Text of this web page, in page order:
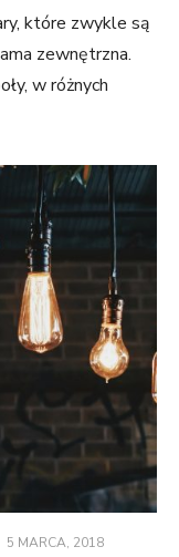
które zwykle są
zewnętrzna.
w różnych
5 MARCA, 2018